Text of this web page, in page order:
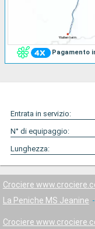
Pagamento
Entrata in servizio:
N° di equipaggio:
Lunghezza:
Crociere
La Peniche MS Jeanine
Crociere